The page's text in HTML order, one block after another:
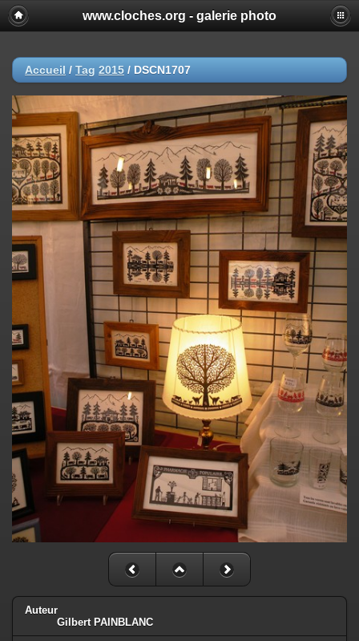
www.cloches.org - galerie photo
Accueil / Tag 2015 / DSCN1707
Auteur
Gilbert PAINBLANC